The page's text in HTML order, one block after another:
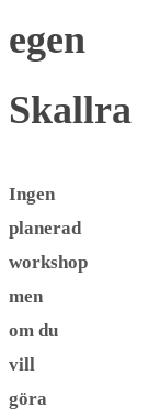
egen
Skallra
Ingen
planerad
workshop
men
om du
vill
göra